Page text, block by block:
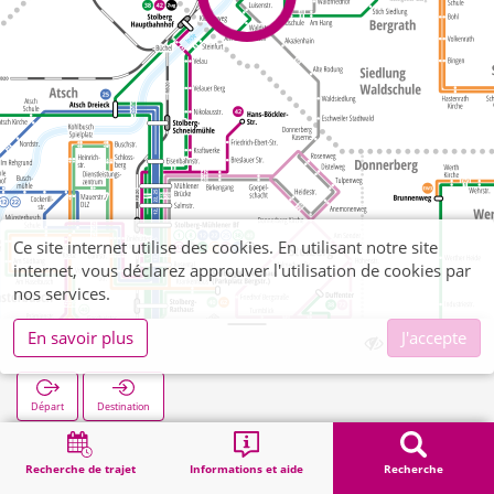
Recherche de trajet Informations et aide Recherche
Pumpe
Départ Destination
Démarrage Recherche
Ce site internet utilise des cookies. En utilisant notre site
internet, vous déclarez approuver l'utilisation de cookies par
nos services.
En savoir plus
J'accepte